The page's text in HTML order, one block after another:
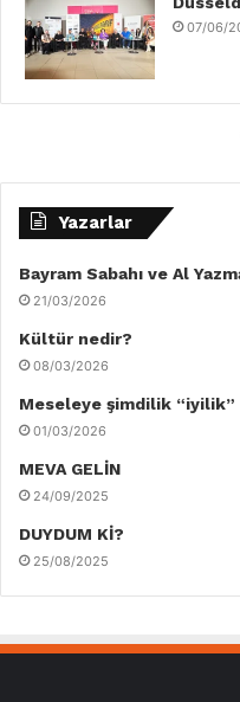
07/06/
Yazarlar
Bayram Sabahı ve Al
21/03/2026
Kültür nedir?
08/03/2026
Meseleye şimdilik “iyilik”
01/03/2026
MEVA GELİN
24/09/2025
DUYDUM Kİ?
25/08/2025